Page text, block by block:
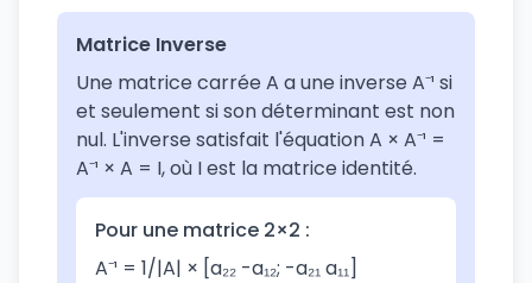
Matrice Inverse
Une matrice carrée A a une inverse A⁻¹ si
et seulement si son déterminant est non
nul. L'inverse satisfait l'équation A × A⁻¹ =
A⁻¹ × A = I, où I est la matrice identité.
Pour une matrice 2×2 :
A⁻¹ = 1/|A| × [a₂₂ -a₁₂; -a₂₁ a₁₁]